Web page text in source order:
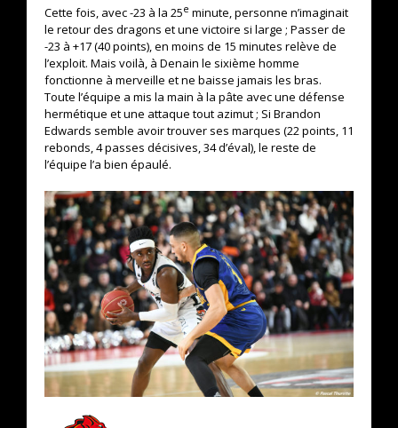
Cette fois, avec -23 à la 25e minute, personne n’imaginait
le retour des dragons et une victoire si large ; Passer de
-23 à +17 (40 points), en moins de 15 minutes relève de
l’exploit. Mais voilà, à Denain le sixième homme
fonctionne à merveille et ne baisse jamais les bras.
Toute l’équipe a mis la main à la pâte avec une défense
hermétique et une attaque tout azimut ; Si Brandon
Edwards semble avoir trouver ses marques (22 points, 11
rebonds, 4 passes décisives, 34 d’éval), le reste de
l’équipe l’a bien épaulé.